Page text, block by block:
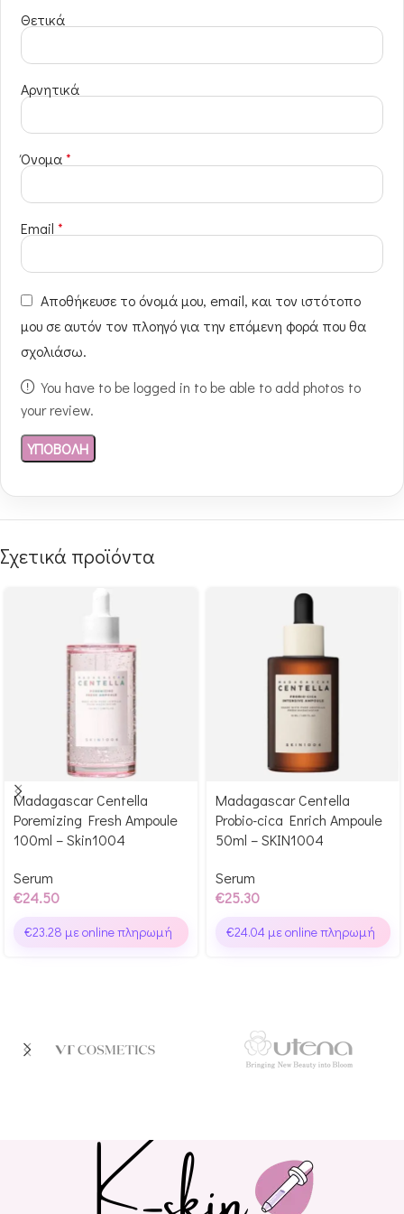
Θετικά
Αρνητικά
Όνομα*
Email *
Αποθήκευσε το όνομά μου, email, και τον ιστότοπο
μου σε αυτόν τον πλοηγό για την επόμενη φορά που θα
σχολιάσω.
You have to be logged in to be able to add photos to
your review.
Σχετικά προϊόντα
Αγόρασε & κέρδισε 245
Glow Points!
Madagascar Centella
Poremizing Fresh Ampoule
100ml – Skin1004
Serum
€24.50
€23.28 με online πληρωμή
Αγόρασε & κέρδισε 253
Glow Points!
Madagascar Centella
Probio-cica Enrich Ampoule
50ml – SKIN1004
Serum
€25.30
€24.04 με online πληρωμή